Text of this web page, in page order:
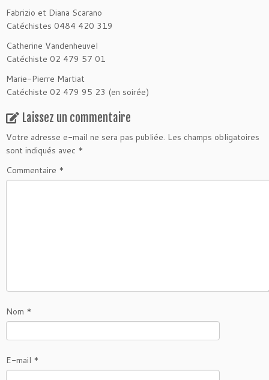
Fabrizio et Diana Scarano
Catéchistes 0484 420 319
Catherine Vandenheuvel
Catéchiste 02 479 57 01
Marie-Pierre Martiat
Catéchiste 02 479 95 23 (en soirée)
Laissez un commentaire
Votre adresse e-mail ne sera pas publiée. Les champs obligatoires
sont indiqués avec *
Commentaire *
Nom *
E-mail *